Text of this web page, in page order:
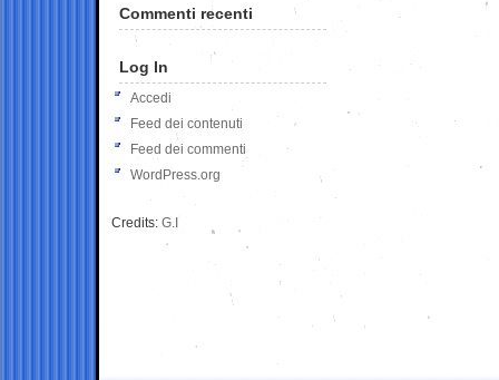
Commenti recenti
Log In
Accedi
Feed dei contenuti
Feed dei commenti
WordPress.org
Credits: G.I